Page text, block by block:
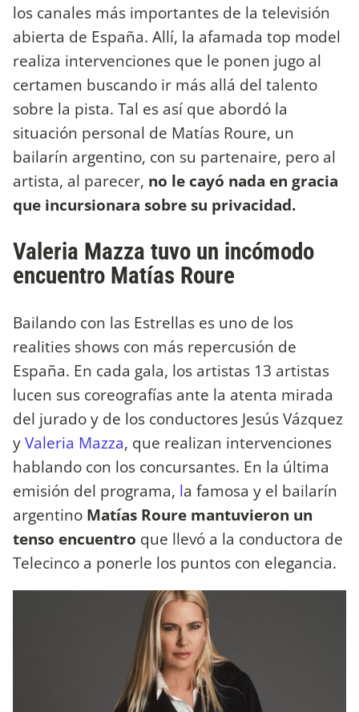
los canales más importantes de la televisión
abierta de España. Allí, la afamada top model
realiza intervenciones que le ponen jugo al
certamen buscando ir más allá del talento
sobre la pista. Tal es así que abordó la
situación personal de Matías Roure, un
bailarín argentino, con su partenaire, pero al
artista, al parecer, no le cayó nada en gracia
que incursionara sobre su privacidad.
Valeria Mazza tuvo un incómodo
encuentro Matías Roure
Bailando con las Estrellas es uno de los
realities shows con más repercusión de
España. En cada gala, los artistas 13 artistas
lucen sus coreografías ante la atenta mirada
del jurado y de los conductores Jesús Vázquez
yValeria Mazza, que realizan intervenciones
hablando con los concursantes. En la última
emisión del programa, la famosa y el bailarín
argentino Matías Roure mantuvieron un
tenso encuentro que llevó a la conductora de
Telecinco a ponerle los puntos con elegancia.